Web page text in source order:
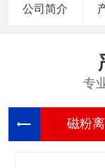
公司简介
专
磁粉